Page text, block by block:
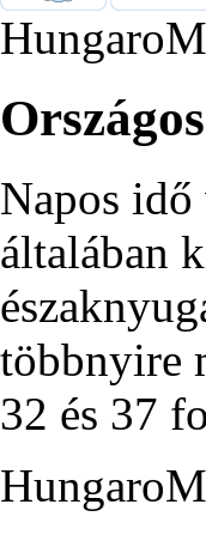
Napos
általában
többnyire
32 és 37